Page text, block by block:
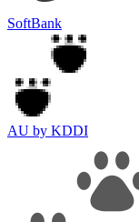
SoftBank
AU by KDDI